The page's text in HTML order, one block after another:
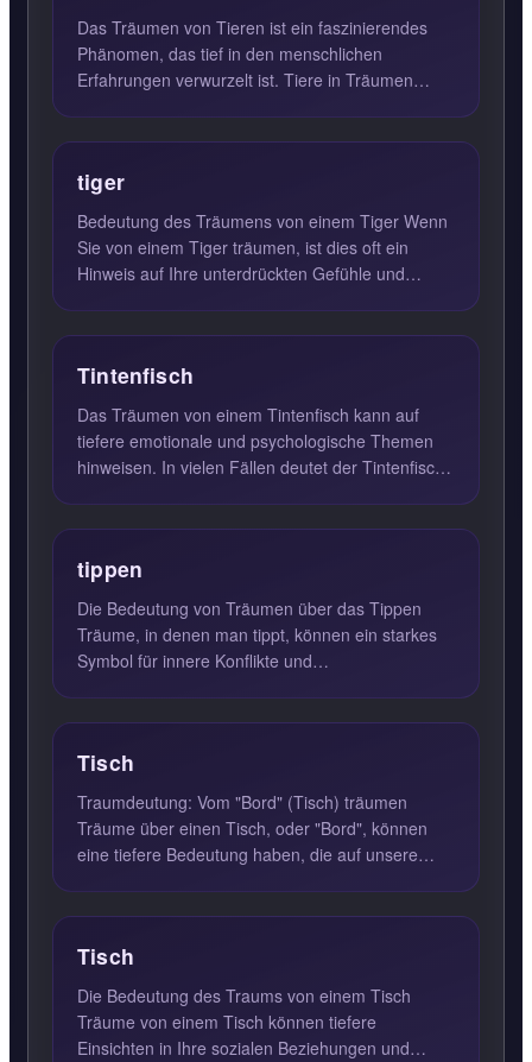
Das Träumen von Tieren ist ein faszinierendes
Phänomen, das tief in den menschlichen
Erfahrungen verwurzelt ist. Tiere in Träumen
tiger
Bedeutung des Träumens von einem Tiger Wenn
Sie von einem Tiger träumen, ist dies oft ein
Hinweis auf Ihre unterdrückten Gefühle und
Tintenfisch
Das Träumen von einem Tintenfisch kann auf
tiefere emotionale und psychologische Themen
hinweisen. In vielen Fällen deutet der Tintenfisch
tippen
Die Bedeutung von Träumen über das Tippen
Träume, in denen man tippt, können ein starkes
Symbol für innere Konflikte und
Tisch
Traumdeutung: Vom "Bord" (Tisch) träumen
Träume über einen Tisch, oder "Bord", können
eine tiefere Bedeutung haben, die auf unsere
Tisch
Die Bedeutung des Traums von einem Tisch
Träume von einem Tisch können tiefere
Einsichten in Ihre sozialen Beziehungen und